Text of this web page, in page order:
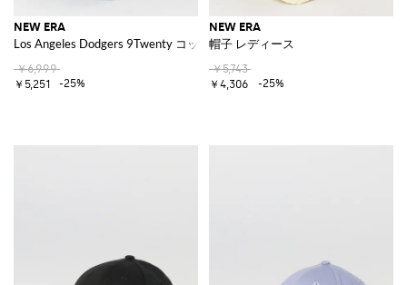
NEW ERA
Los Angeles Dodgers 9Twenty コットンデニム刺繍ロゴキャップ
￥6,999
￥5,251
-25%
NEW ERA
帽子 レディース
￥5,743
￥4,306
-25%